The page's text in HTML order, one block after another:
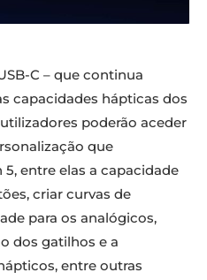
C – que continua
capacidades hápticas dos
poderão aceder
que
entre elas a capacidade
criar curvas de
para os analógicos,
dos gatilhos e a
entre outras